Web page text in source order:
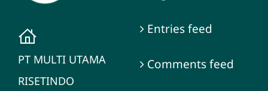
PT MULTI UTAMA
RISETINDO
Entries feed
Comments feed